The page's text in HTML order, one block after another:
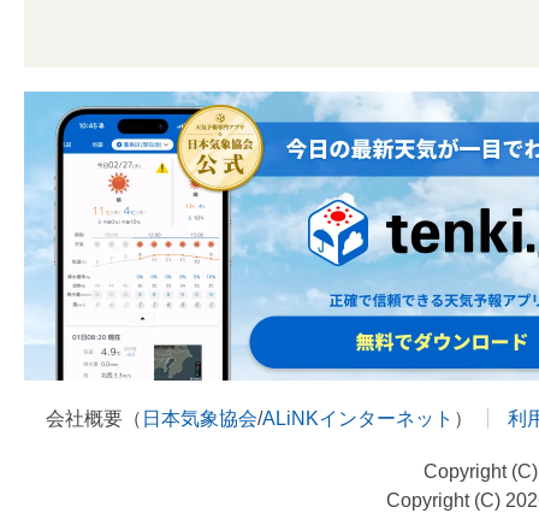
会社概要（ 日本気象協会/ALiNKインターネット ） 利
Copyright
Copyright (C)